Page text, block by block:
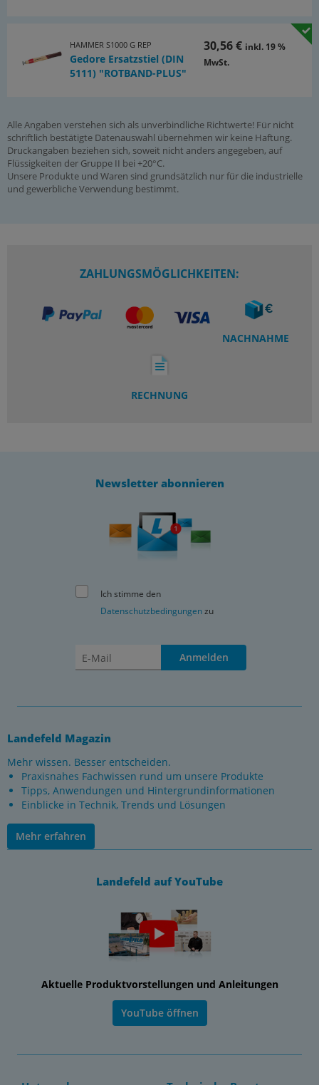
HAMMER S1000 G REP
Gedore Ersatzstiel (DIN
5111) "ROTBAND-PLUS"
30,56 € inkl. 19 %
MwSt.
Alle Angaben verstehen sich als unverbindliche Richtwerte! Für nicht
schriftlich bestätigte Datenauswahl übernehmen wir keine Haftung.
Druckangaben beziehen sich, soweit nicht anders angegeben, auf
Flüssigkeiten der Gruppe II bei +20°C.
Unsere Produkte und Waren sind grundsätzlich nur für die industrielle
und gewerbliche Verwendung bestimmt.
ZAHLUNGSMÖGLICHKEITEN:
NACHNAHME
RECHNUNG
Newsletter abonnieren
Ich stimme den
Datenschutzbedingungenzu
Anmelden
Landefeld Magazin
Mehr wissen. Besser entscheiden.
Praxisnahes Fachwissen rund um unsere Produkte
Tipps, Anwendungen und Hintergrundinformationen
Einblicke in Technik, Trends und Lösungen
Mehr erfahren
Landefeld auf YouTube
Aktuelle Produktvorstellungen und Anleitungen
YouTube öffnen